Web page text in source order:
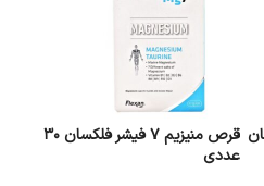
قرص منیزیم 7 فیشر فلکسان 30
عددی